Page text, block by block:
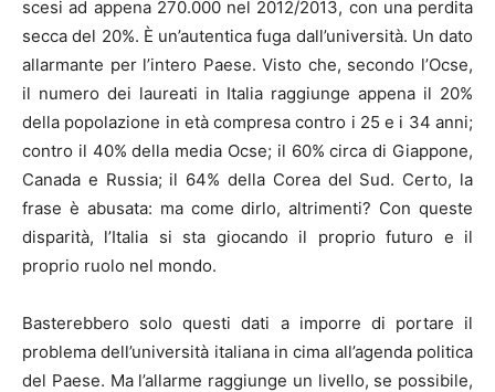
scesi ad appena 270.000 nel 2012/2013, con una perdita
secca del 20%. È un’autentica fuga dall’università. Un dato
allarmante per l’intero Paese. Visto che, secondo l’Ocse,
il numero dei laureati in Italia raggiunge appena il 20%
della popolazione in età compresa contro i 25 e i 34 anni;
contro il 40% della media Ocse; il 60% circa di Giappone,
Canada e Russia; il 64% della Corea del Sud. Certo, la
frase è abusata: ma come dirlo, altrimenti? Con queste
disparità, l’Italia si sta giocando il proprio futuro e il
proprio ruolo nel mondo.
Basterebbero solo questi dati a imporre di portare il
problema dell’università italiana in cima all’agenda politica
del Paese. Ma l’allarme raggiunge un livello, se possibile,